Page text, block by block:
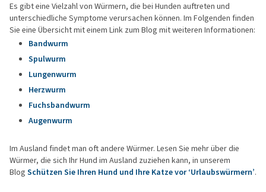
Es gibt eine Vielzahl von Würmern, die bei Hunden auftreten und
unterschiedliche Symptome verursachen können. Im Folgenden finden
Sie eine Übersicht mit einem Link zum Blog mit weiteren Informationen:
Bandwurm
Spulwurm
Lungenwurm
Herzwurm
Fuchsbandwurm
Augenwurm
Im Ausland findet man oft andere Würmer. Lesen Sie mehr über die
Würmer, die sich Ihr Hund im Ausland zuziehen kann, in unserem
Blog Schützen Sie Ihren Hund und Ihre Katze vor ‘Urlaubswürmern’.